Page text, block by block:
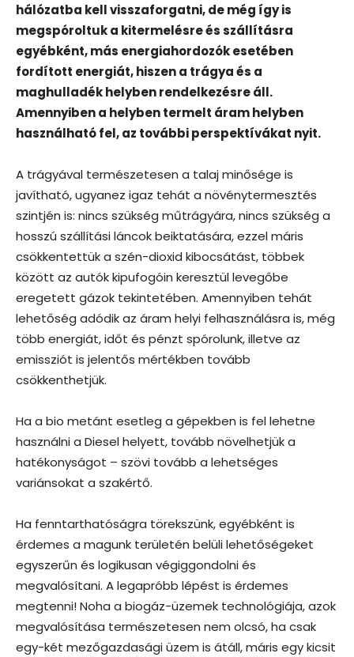
hálózatba kell visszaforgatni, de még így is
megspóroltuk a kitermelésre és szállításra
egyébként, más energiahordozók esetében
fordított energiát, hiszen a trágya és a
maghulladék helyben rendelkezésre áll.
Amennyiben a helyben termelt áram helyben
használható fel, az további perspektívákat nyit.
A trágyával természetesen a talaj minősége is
javítható, ugyanez igaz tehát a növénytermesztés
szintjén is: nincs szükség műtrágyára, nincs szükség a
hosszú szállítási láncok beiktatására, ezzel máris
csökkentettük a szén-dioxid kibocsátást, többek
között az autók kipufogóin keresztül levegőbe
eregetett gázok tekintetében. Amennyiben tehát
lehetőség adódik az áram helyi felhasználásra is, még
több energiát, időt és pénzt spórolunk, illetve az
emissziót is jelentős mértékben tovább
csökkenthetjük.
Ha a bio metánt esetleg a gépekben is fel lehetne
használni a Diesel helyett, tovább növelhetjük a
hatékonyságot – szövi tovább a lehetséges
variánsokat a szakértő.
Ha fenntarthatóságra törekszünk, egyébként is
érdemes a magunk területén belüli lehetőségeket
egyszerűn és logikusan végiggondolni és
megvalósítani. A legapróbb lépést is érdemes
megtenni! Noha a biogáz-üzemek technológiája, azok
megvalósítása természetesen nem olcsó, ha csak
egy-két mezőgazdasági üzem is átáll, máris egy kicsit